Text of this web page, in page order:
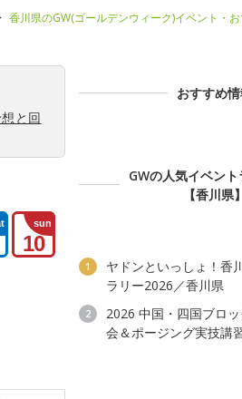
香川県のGW(ゴールデンウィーク)イベント・
と回
sun
10
おすすめ
GWの人気イベン
【香川県】
1
ヤドンといっしょ！香
ラリー2026／香川県
2
2026 中国・四国ブロ
会＆ポージング実技講